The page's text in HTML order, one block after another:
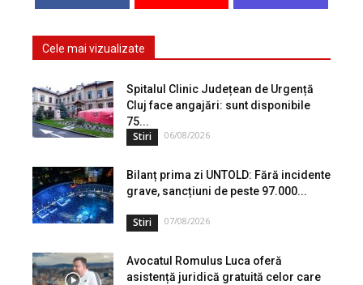
Cele mai vizualizate
Spitalul Clinic Județean de Urgență
Cluj face angajări: sunt disponibile
75...
Stiri 06/08/2026
Bilanț prima zi UNTOLD: Fără incidente
grave, sancțiuni de peste 97.000...
Stiri 07/08/2026
Avocatul Romulus Luca oferă
asistență juridică gratuită celor care